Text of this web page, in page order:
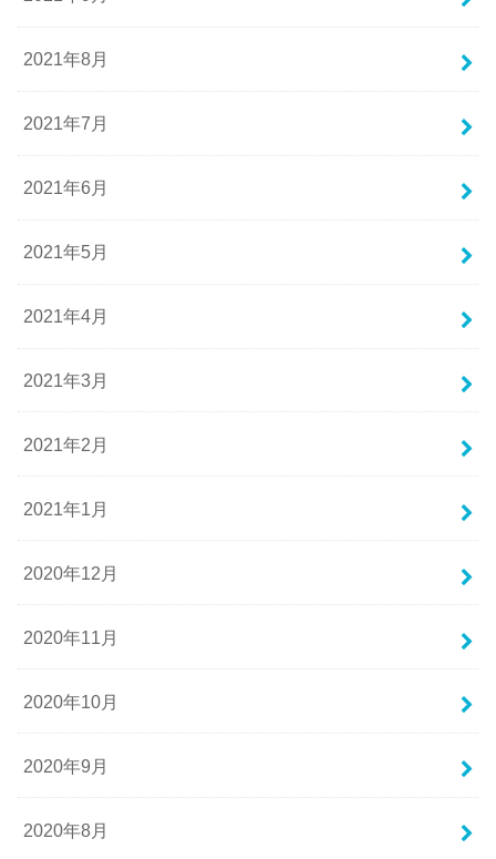
2021年8月
2021年7月
2021年6月
2021年5月
2021年4月
2021年3月
2021年2月
2021年1月
2020年12月
2020年11月
2020年10月
2020年9月
2020年8月